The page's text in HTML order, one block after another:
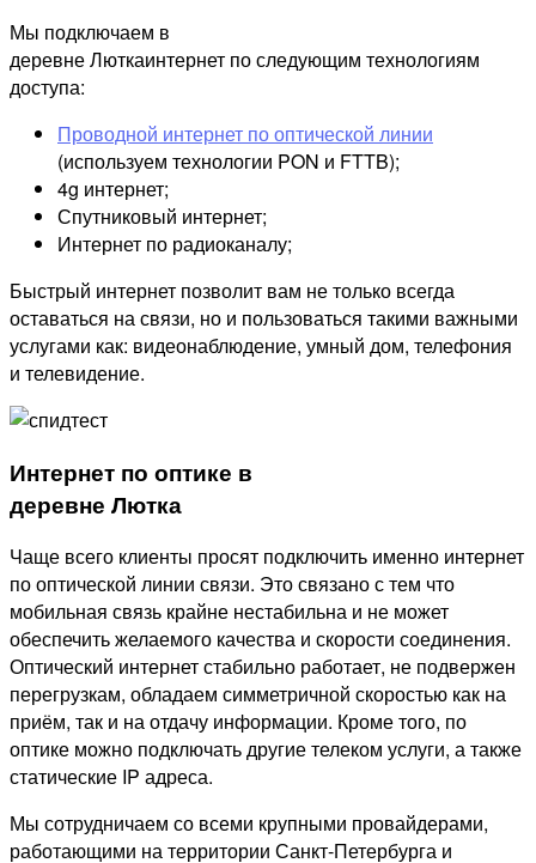
Мы подключаем в
деревне Люткаинтернет по следующим технологиям
доступа:
Проводной интернет по оптической линии
(используем технологии PON и FTTB);
4g интернет;
Спутниковый интернет;
Интернет по радиоканалу;
Быстрый интернет позволит вам не только всегда
оставаться на связи, но и пользоваться такими важными
услугами как: видеонаблюдение, умный дом, телефония
и телевидение.
Интернет по оптике в
деревне Лютка
Чаще всего клиенты просят подключить именно интернет
по оптической линии связи. Это связано с тем что
мобильная связь крайне нестабильна и не может
обеспечить желаемого качества и скорости соединения.
Оптический интернет стабильно работает, не подвержен
перегрузкам, обладаем симметричной скоростью как на
приём, так и на отдачу информации. Кроме того, по
оптике можно подключать другие телеком услуги, а также
статические IP адреса.
Мы сотрудничаем со всеми крупными провайдерами,
работающими на территории Санкт-Петербурга и